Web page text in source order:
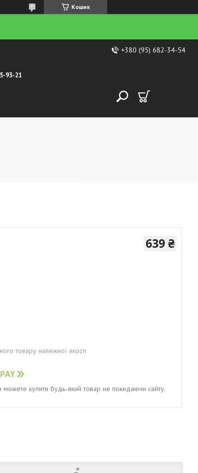
Кошик
+380 (95) 682-34-54
93-21
639 ₴
товару належної якості
можете купити будь-який товар не покидаючи сайту.